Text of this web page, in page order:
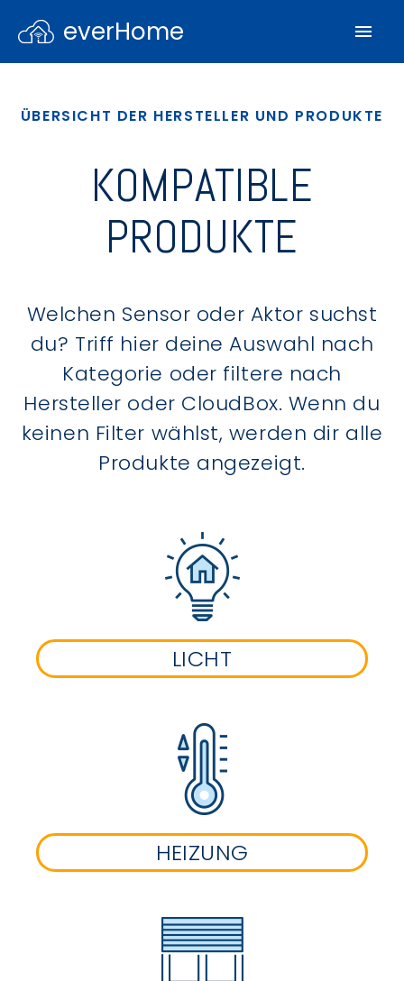
everHome
ÜBERSICHT DER HERSTELLER UND PRODUKTE
KOMPATIBLE
PRODUKTE
Welchen Sensor oder Aktor suchst
du? Triff hier deine Auswahl nach
Kategorie oder filtere nach
Hersteller oder CloudBox. Wenn du
keinen Filter wählst, werden dir alle
Produkte angezeigt.
LICHT
HEIZUNG